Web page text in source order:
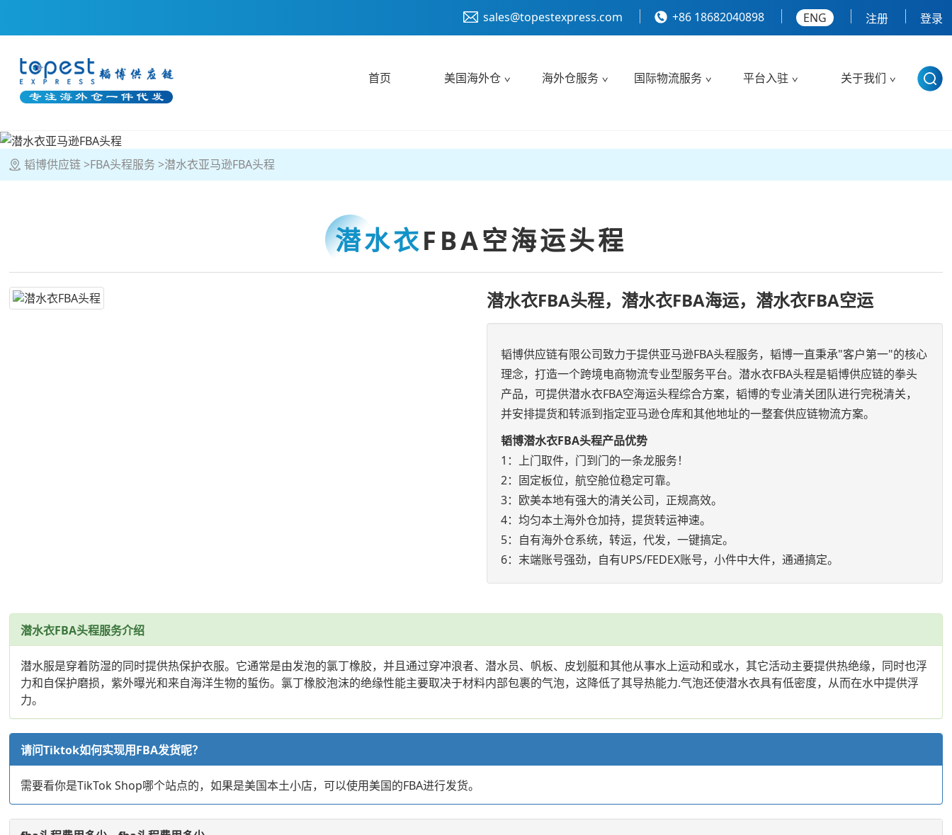
sales@topestexpress.com +86 18682040898 ENG 注册 登录
首页 美国海外仓 海外仓服务 国际物流服务 平台入驻 关于我们
韬博供应链 FBA头程服务 潜水衣亚马逊FBA头程
潜水衣FBA空海运头程
潜水衣FBA头程，潜水衣FBA海运，潜水衣FBA空运
韬博供应链有限公司致力于提供亚马逊FBA头程服务，韬博一直秉承"客户第一"的核心
理念，打造一个跨境电商物流专业型服务平台。潜水衣FBA头程是韬博供应链的拳头
产品，可提供潜水衣FBA空海运头程综合方案，韬博的专业清关团队进行完税清关，
并安排提货和转派到指定亚马逊仓库和其他地址的一整套供应链物流方案。
韬博潜水衣FBA头程产品优势
1：上门取件，门到门的一条龙服务！
2：固定板位，航空舱位稳定可靠。
3：欧美本地有强大的清关公司，正规高效。
4：均匀本土海外仓加持，提货转运神速。
5：自有海外仓系统，转运，代发，一键搞定。
6：末端账号强劲，自有UPS/FEDEX账号，小件中大件，通通搞定。
潜水衣FBA头程服务介绍
潜水服是穿着防湿的同时提供热保护衣服。它通常是由发泡的氯丁橡胶，并且通过穿冲浪者、潜水员、帆板、皮划艇和其他从事水上运动和或水，其它活动主要提供热绝缘，同时也浮
力和自保护磨损，紫外曝光和来自海洋生物的蜇伤。氯丁橡胶泡沫的绝缘性能主要取决于材料内部包裹的气泡，这降低了其导热能力.气泡还使潜水衣具有低密度，从而在水中提供浮
力。
请问Tiktok如何实现用FBA发货呢？
需要看你是TikTok Shop哪个站点的，如果是美国本土小店，可以使用美国的FBA进行发货。